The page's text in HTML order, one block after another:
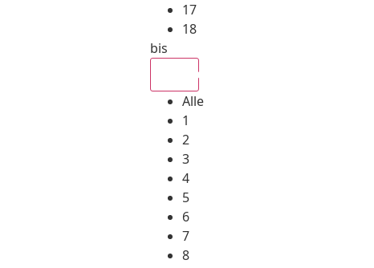
17
18
bis
Alle
1
2
3
4
5
6
7
8